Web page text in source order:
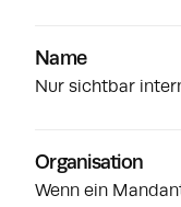
Name
Nur sichtbar
Organisation
Wenn ein